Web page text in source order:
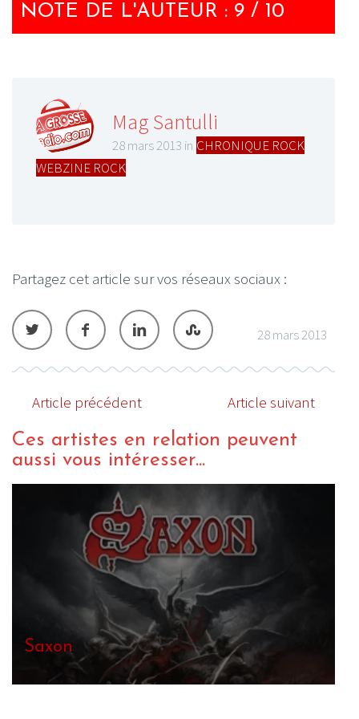
NOTE DE L'AUTEUR : 9 / 10
Mag Santulli
28 mars 2013 in CHRONIQUE ROCK
WEBZINE ROCK
Partagez cet article sur vos réseaux sociaux :
28 mars 2013
Article précédent Article suivant
Ces artistes en relation peuvent
aussi vous intéresser...
Richard Hawley